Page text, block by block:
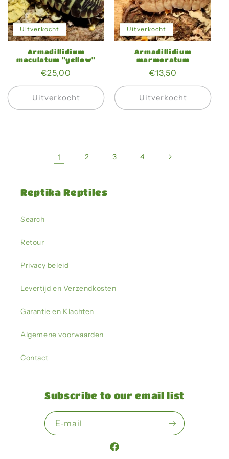
Uitverkocht
Armadillidium
maculatum "yellow"
Normale
prijs
€25,00
Uitverkocht
Uitverkocht
Armadillidium
marmoratum
Normale
prijs
€13,50
Uitverkocht
1 2 3 4
Reptika Reptiles
Search
Retour
Privacy beleid
Levertijd en Verzendkosten
Garantie en Klachten
Algemene voorwaarden
Contact
Subscribe to our email list
E‑mail
Facebook